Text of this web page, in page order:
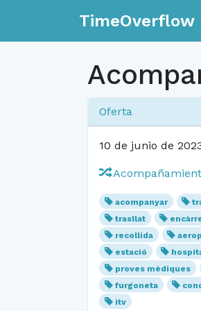
TimeOverflow
Oferta
10 de junio de
acompanyar
trasllat
recollida
estació
proves mèdiques
furgoneta
itv